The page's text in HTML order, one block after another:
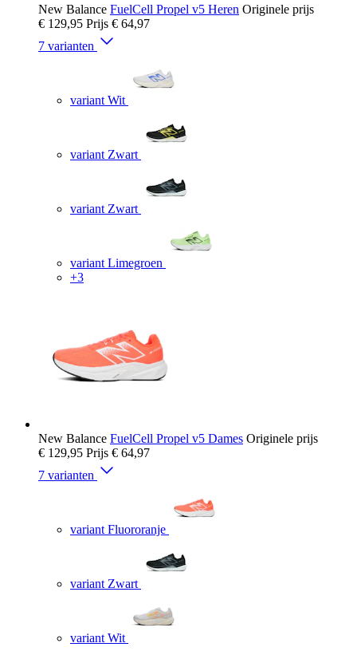
New Balance FuelCell Propel v5 Heren Originele prijs
€ 129,95 Prijs € 64,97
7 varianten
variant Wit
variant Zwart
variant Zwart
variant Limegroen
+3
New Balance FuelCell Propel v5 Dames Originele prijs
€ 129,95 Prijs € 64,97
7 varianten
variant Fluororanje
variant Zwart
variant Wit